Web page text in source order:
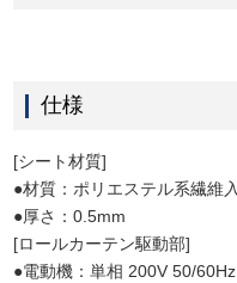
仕様
[シート材質]
●材質：ポリエステル系繊維
●厚さ：0.5mm
[ロールカーテン駆動部]
●電動機：単相 200V 50/